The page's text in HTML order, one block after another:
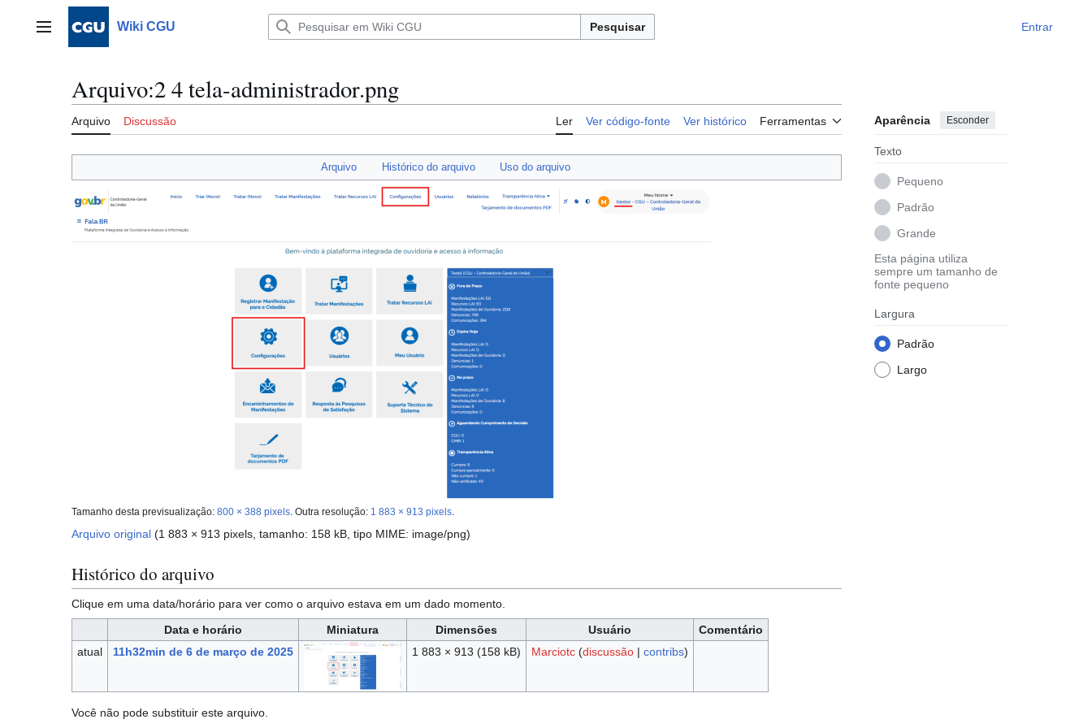
Menu principalWiki CGU Pesquisar Entrar
Arquivo:2 4 tela-administrador.png
Arquivo Discussão Ler Ver código-fonte Ver histórico Ferramentas Aparência Esconder
Texto
Pequeno
Padrão
Grande
Esta página utiliza
sempre um tamanho de
fonte pequeno
Largura
Padrão
Largo
Arquivo Histórico do arquivo Uso do arquivo
Tamanho desta previsualização: 800 × 388 pixels Outra resolução: 1 883 × 913 pixels
Arquivo original (1 883 × 913 pixels, tamanho: 158 kB, tipo MIME: image/png)
Histórico do arquivo
Clique em uma data/horário para ver como o arquivo estava em um dado momento.
Data e horário
Miniatura Dimensões Usuário
Comentário
atual
11h32min de 6 de março de 2025 1 883 × 913 (158 kB) Marciotc (discussão| contribs)
Você não pode substituir este arquivo.